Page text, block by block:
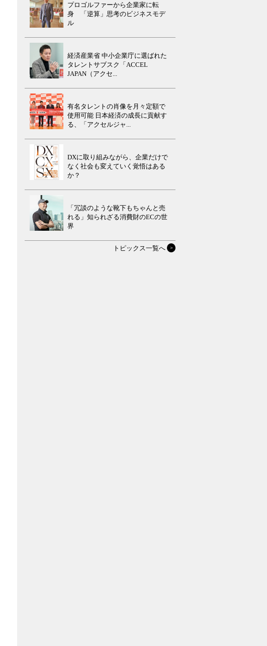
プロゴルファーから企業家に転
身 「逆算」思考のビジネスモデ
ル
経済産業省 中小企業庁に選ばれた
タレントサブスク「ACCEL
JAPAN（アクセ...
有名タレントの肖像を月々定額で
使用可能 日本経済の成長に貢献す
る、「アクセルジャ...
DXに取り組みながら、企業だけで
なく社会も変えていく覚悟はある
か？
「冗談のような靴下もちゃんと売
れる」知られざる消費財のECの世
界
トピックス一覧へ